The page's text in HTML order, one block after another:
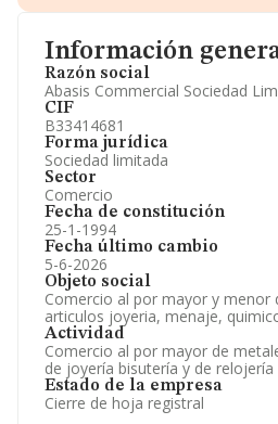
Información
Razón social
Abasis Commercial Sociedad
CIF
B33414681
Forma jurídica
Sociedad limitada
Sector
Comercio
Fecha de constitución
25-1-1994
Fecha último cambio
5-6-2026
Objeto social
Comercio al por mayor y menor
articulos joyeria, menaje,
Actividad
Comercio al por mayor de
de joyería bisutería y de relojería
Estado de la empresa
Cierre de hoja registral
Accionistas.
Artículos de prensa
Información oficial y registral